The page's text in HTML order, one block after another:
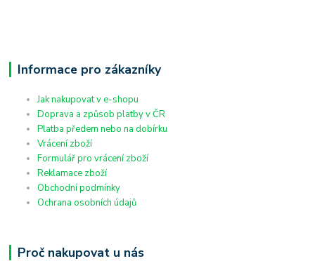
Informace pro zákazníky
Jak nakupovat v e-shopu
Doprava a způsob platby v ČR
Platba předem nebo na dobírku
Vrácení zboží
Formulář pro vrácení zboží
Reklamace zboží
Obchodní podmínky
Ochrana osobních údajů
Proč nakupovat u nás